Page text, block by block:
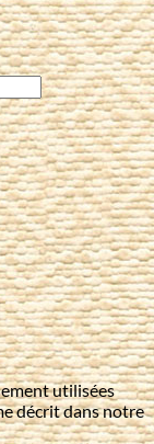
utilisées
décrit dans notre